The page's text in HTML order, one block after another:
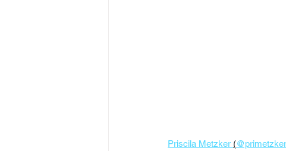
Priscila Metzker (@primetzker